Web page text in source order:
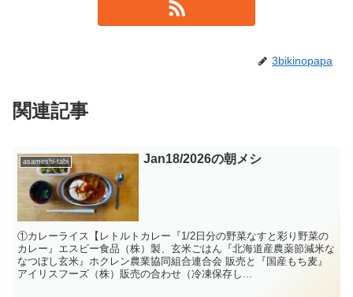
3bikinopapa
関連記事
asameshi-tabi Jan18/2026の朝メシ
①カレーライス【レトルトカレー『1/2日分の野菜なすと彩り野菜の
カレー』エスビー食品（株）製、玄米ごはん『北海道産農薬節減米な
なつぼし玄米』ホクレン農業協同組合連合会 販売と『国産もち麦』
アイリスフーズ（株）販売の合わせ（冷凍保存し...